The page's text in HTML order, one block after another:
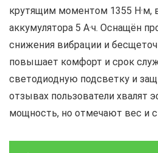
крутящим моментом 1355 Н·м,
аккумулятора 5 А·ч. Оснащён
снижения вибрации и
повышает комфорт и срок
светодиодную подсветку и
отзывах пользователи хвалят
мощность, но отмечают вес и